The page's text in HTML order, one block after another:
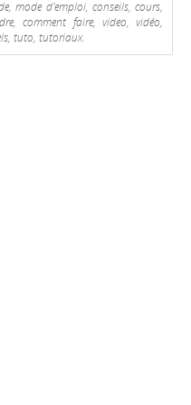
mode d'emploi, conseils, cours,
comment faire, video, vidéo,
tuto, tutoriaux.